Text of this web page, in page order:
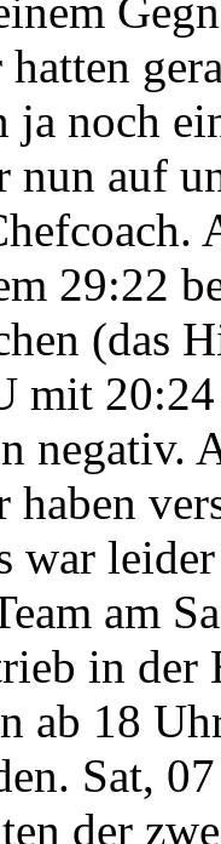
hatten
ja noch
nun auf
29:22
(das
mit
negativ.
haben
war
am
in der
ab 18
Sat,
der